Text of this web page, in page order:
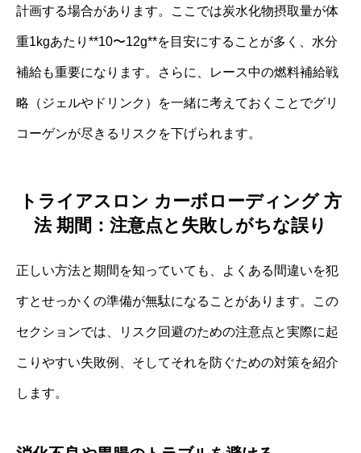
計画する場合があります。ここでは炭水化物摂取量が体
重1kgあたり**10〜12g**を目安にすることが多く、水分
補給も重要になります。さらに、レース中の燃料補給戦
略（ジェルやドリンク）を一緒に考えておくことでグリ
コーゲンが尽きるリスクを下げられます。
トライアスロン カーボローディング 方
法 期間：注意点と失敗しがちな誤り
正しい方法と期間を知っていても、よくある間違いを犯
すとせっかくの準備が無駄になることがあります。この
セクションでは、リスク回避のための注意点と実際に起
こりやすい失敗例、そしてそれを防ぐための対策を紹介
します。